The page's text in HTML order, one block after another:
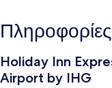
Holiday Inn
Airport by IHG